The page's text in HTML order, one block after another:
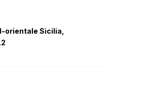
orientale Sicilia